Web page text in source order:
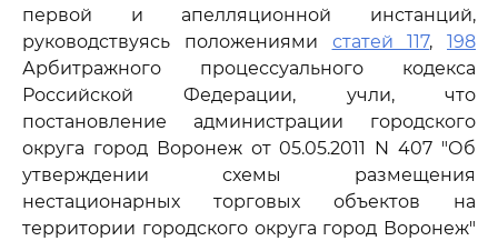
первой и апелляционной инстанций,
руководствуясь положениями статей 117, 198
Арбитражного процессуального кодекса
Российской Федерации, учли, что
постановление администрации городского
округа город Воронеж от 05.05.2011 N 407 "Об
утверждении схемы размещения
нестационарных торговых объектов на
территории городского округа город Воронеж"